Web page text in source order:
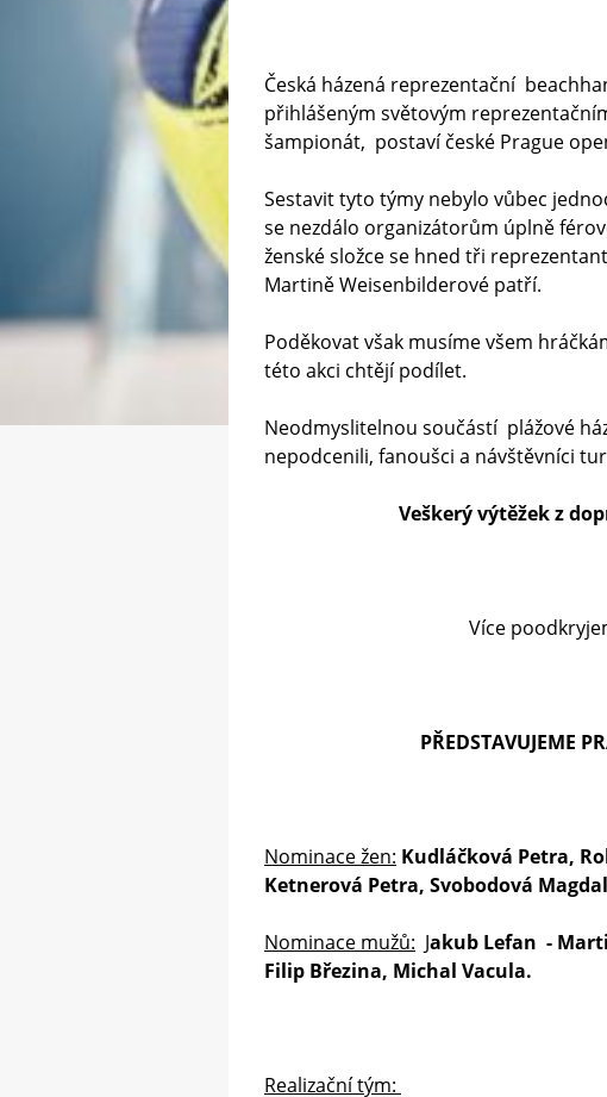
Česká házená reprezentační
přihlášeným světovým
šampionát, postaví české Prague
Sestavit tyto týmy nebylo vůbec
se nezdálo organizátorům úplně
ženské složce se hned tři
Martině Weisenbilderové patří.
Poděkovat však musíme všem
této akci chtějí podílet.
Neodmyslitelnou součástí plážové
nepodcenili, fanoušci a návštěvníci
Veškerý výtěžek z
Více
PŘEDSTAVUJEME
Nominace žen: Kudláčková Petra,
Ketnerová Petra, Svobodová
Nominace mužů: Jakub Lefan -
Filip Březina, Michal Vacula.
Realizační tým: